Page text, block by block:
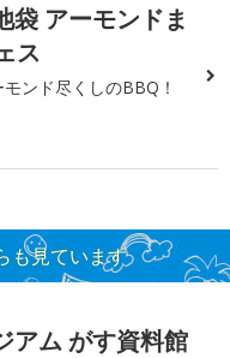
袋 アーモンドま
ス
ンド尽くしのBBQ！
も見ています
アム がす資料館